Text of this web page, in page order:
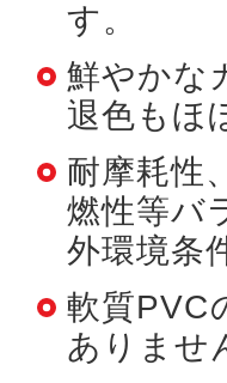
す。
鮮やかな
退色もほ
耐摩耗性
燃性等バ
外環境条
軟質PVC
ありませ